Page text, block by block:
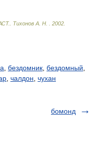
Тихонов А. Н. 2002
бездомник бездомный
чалдон чухан
бомонд